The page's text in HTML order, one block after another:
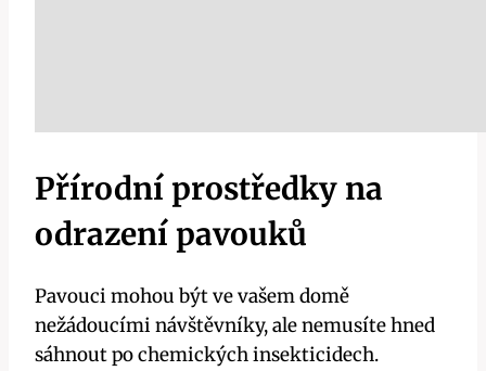
Přírodní prostředky na
odrazení pavouků
Pavouci mohou být ve vašem domě
nežádoucími ​návštěvníky, ale nemusíte hned
sáhnout po chemických insekticidech.